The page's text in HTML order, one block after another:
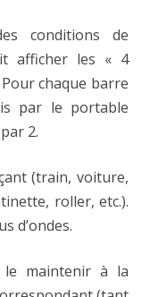
conditions de
afficher les « 4
chaque barre
par le portable
2.
(train, voiture,
roller, etc.).
d’ondes.
maintenir à la